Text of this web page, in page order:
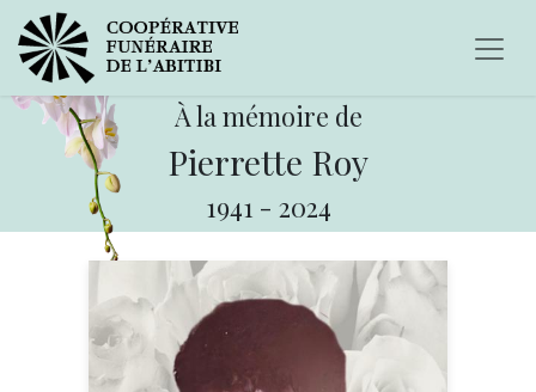
À la mémoire de
Pierrette Roy
1941 - 2024